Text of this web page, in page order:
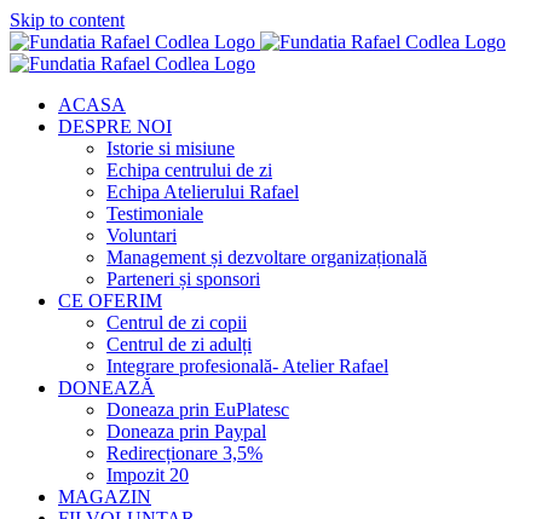
Skip to content
ACASA
DESPRE NOI
Istorie si misiune
Echipa centrului de zi
Echipa Atelierului Rafael
Testimoniale
Voluntari
Management și dezvoltare organizațională
Parteneri și sponsori
CE OFERIM
Centrul de zi copii
Centrul de zi adulți
Integrare profesională- Atelier Rafael
DONEAZĂ
Doneaza prin EuPlatesc
Doneaza prin Paypal
Redirecționare 3,5%
Impozit 20
MAGAZIN